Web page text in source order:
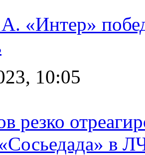
«Интер»
10:05
резко
в